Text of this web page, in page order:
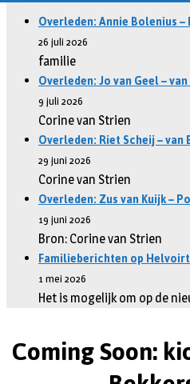
Overleden: Annie Bolenius
26 juli 2026
familie
Overleden: Jo van Geel –
9 juli 2026
Corine van Strien
Overleden: Riet Scheij – van
29 juni 2026
Corine van Strien
Overleden: Zus van Kuijk –
19 juni 2026
Bron: Corine van Strien
Familieberichten op
1 mei 2026
Het is mogelijk om op de
Coming Soon: